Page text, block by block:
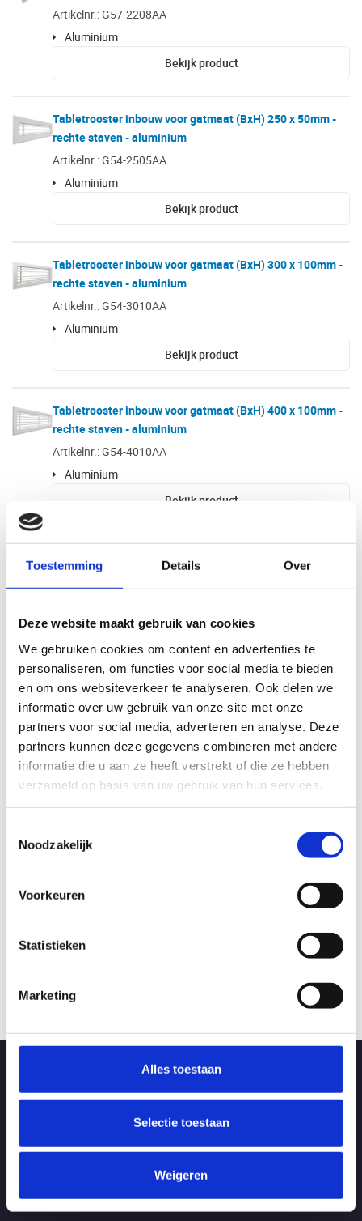
Toestemming Details Over
Deze website maakt gebruik van cookies
We gebruiken cookies om content en advertenties te
personaliseren, om functies voor social media te bieden
en om ons websiteverkeer te analyseren. Ook delen we
informatie over uw gebruik van onze site met onze
partners voor social media, adverteren en analyse. Deze
partners kunnen deze gegevens combineren met andere
informatie die u aan ze heeft verstrekt of die ze hebben
verzameld op basis van uw gebruik van hun services.
Noodzakelijk
Voorkeuren
Statistieken
Marketing
Alles toestaan
Selectie toestaan
Weigeren
Artikelnr.: G57-2208AA
Aluminium
Bekijk product
Tabletrooster inbouw voor gatmaat (BxH) 250 x 50mm -
rechte staven - aluminium
Artikelnr.: G54-2505AA
Aluminium
Bekijk product
Tabletrooster inbouw voor gatmaat (BxH) 300 x 100mm -
rechte staven - aluminium
Artikelnr.: G54-3010AA
Aluminium
Bekijk product
Tabletrooster inbouw voor gatmaat (BxH) 400 x 100mm -
rechte staven - aluminium
Artikelnr.: G54-4010AA
Aluminium
Bekijk product
rechte staven - aluminium
Aluminium
Bekijk product
Tabletrooster inbouw voor gatmaat (BxH) 1000 x 100mm -
rechte staven - aluminium
Artikelnr.: G54-10010AA
Aluminium
Bekijk product
Wandrooster met volumeregelaar - 200 x 100mm - staal -
Artikelnr.: AK241Z.200.100
Direct afhalen in Ede
Aangezien wij alle artikelen zelf op voorraad hebben kunt u alles
direct meenemen als u langs komt zodat u direct kan starten met